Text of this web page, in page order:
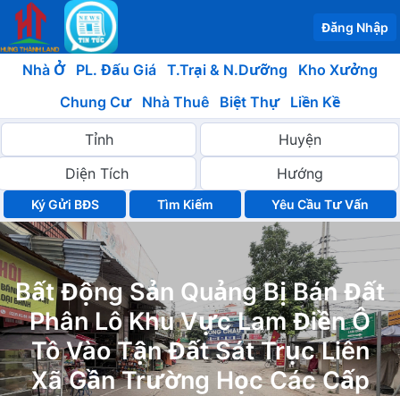
Đăng Nhập
Nhà Ở PL. Đấu Giá T.Trại & N.Dưỡng
Kho Xưởng
Chung Cư
Nhà Thuê Biệt Thự Liền Kề
Ký Gửi BĐS Yêu Cầu Tư Vấn
Bất Động Sản Quảng Bị Bán Đất
Phân Lô Khu Vực Lam Điền Ô
Tô Vào Tận Đất Sát Trục Liên
Xã Gần Trường Học Các Cấp